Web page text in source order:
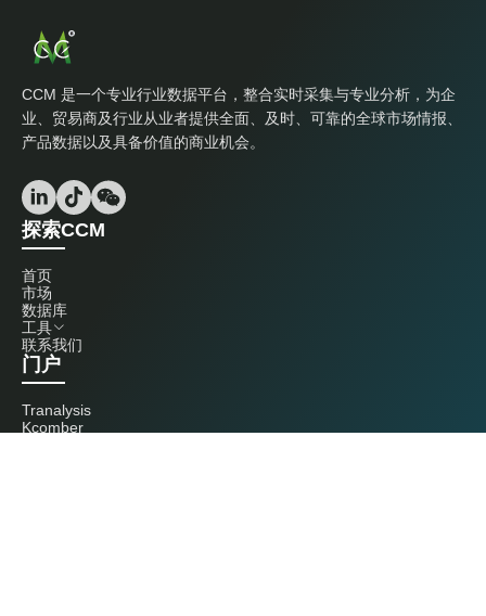
CCM 是一个专业行业数据平台，整合实时采集与专业分析，为企
业、贸易商及行业从业者提供全面、及时、可靠的全球市场情报、
产品数据以及具备价值的商业机会。
探索CCM
首页
市场
数据库
工具
联系我们
门户
Tranalysis
Kcomber